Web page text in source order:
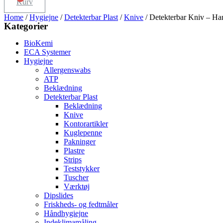
Kurv
Home /Hygiejne /Detekterbar Plast /Knive / Detekterbar Kniv –
Kategorier
BioKemi
ECA Systemer
Hygiejne
Allergenswabs
ATP
Beklædning
Detekterbar Plast
Beklædning
Knive
Kontorartikler
Kuglepenne
Pakninger
Plastre
Strips
Teststykker
Tuscher
Værktøj
Dipslides
Friskheds- og fedtmåler
Håndhygiejne